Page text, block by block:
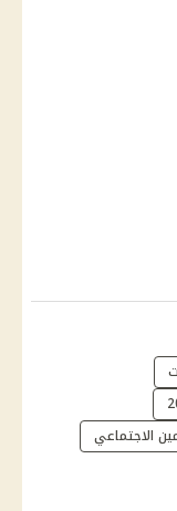
الاجتماعي